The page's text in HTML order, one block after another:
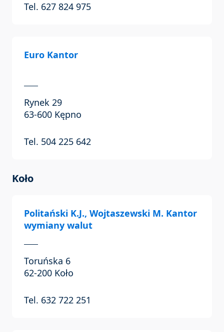
Tel. 627 824 975
Euro Kantor
Rynek 29
63-600 Kępno
Tel. 504 225 642
Koło
Politański K.J., Wojtaszewski M. Kantor
wymiany walut
Toruńska 6
62-200 Koło
Tel. 632 722 251